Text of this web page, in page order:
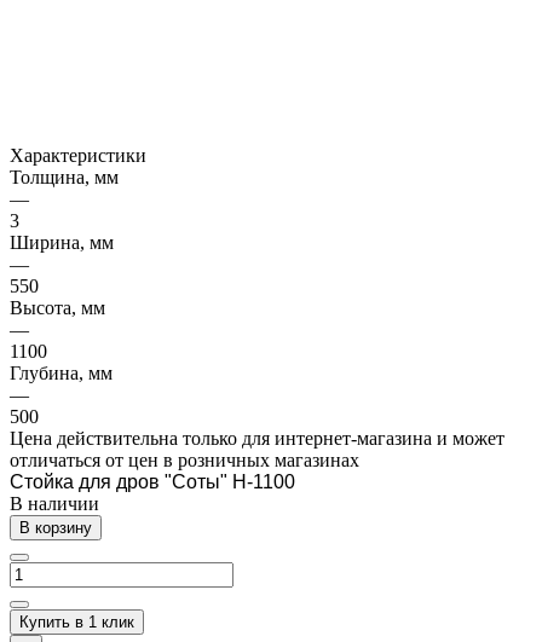
Характеристики
Толщина, мм
—
3
Ширина, мм
—
550
Высота, мм
—
1100
Глубина, мм
—
500
Цена действительна только для интернет-магазина и может
отличаться от цен в розничных магазинах
Стойка для дров "Соты" H-1100
В наличии
В корзину
Купить в 1 клик